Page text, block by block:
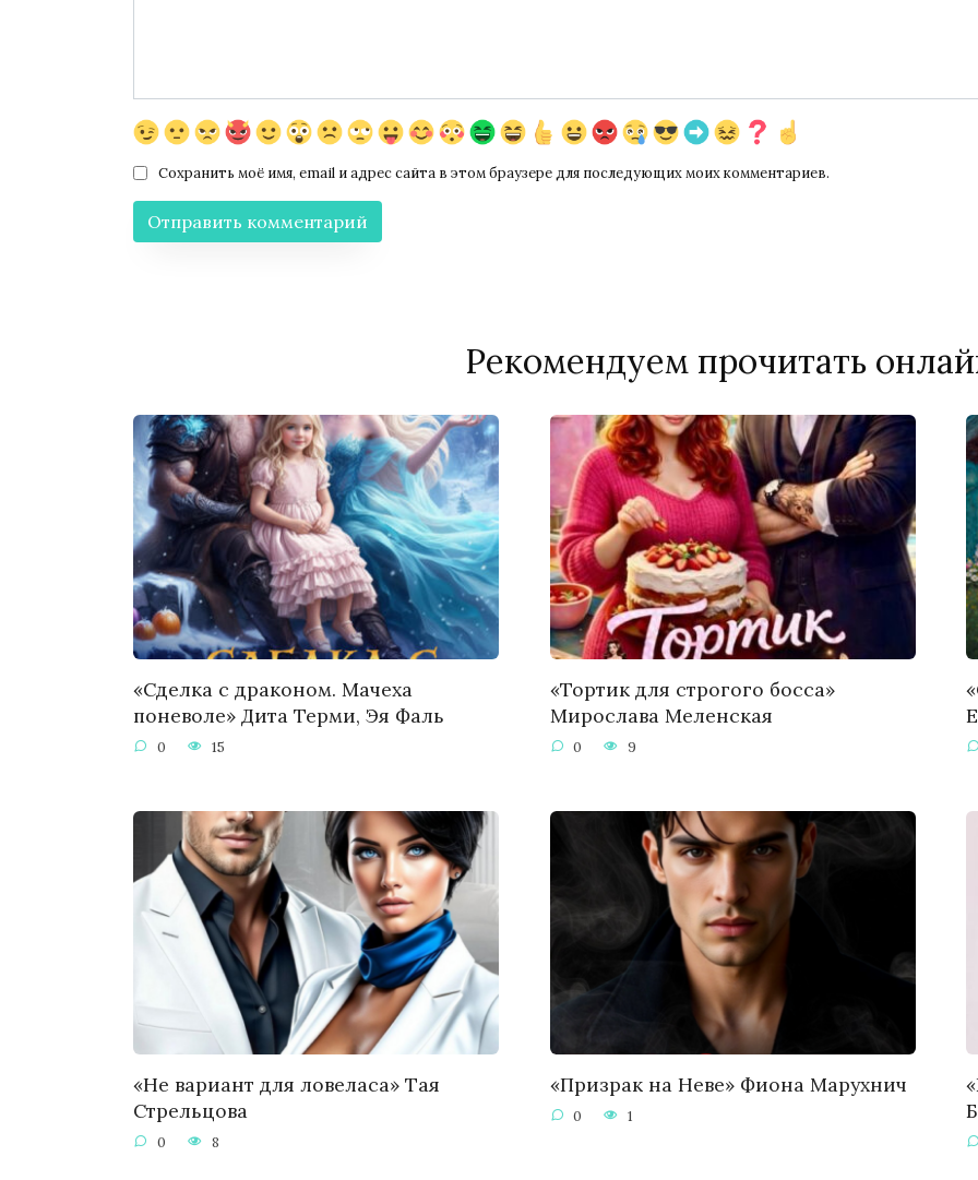
Сохранить моё имя, email и адрес сайта в этом браузере для последующих моих комментариев.
Рекомендуем прочитать
«Сделка с драконом. Мачеха
поневоле» Дита Терми, Эя Фаль
0 15
«Тортик для строгого босса»
Мирослава Меленская
0 9
«Не вариант для ловеласа» Тая
Стрельцова
0 8
«Призрак на Неве» Фиона Марухнич
0 1